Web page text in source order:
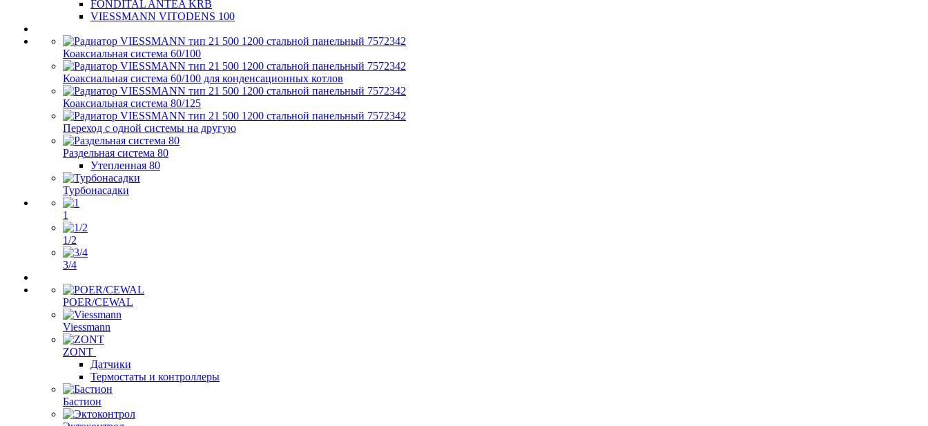
FONDITAL ANTEA KRB
VIESSMANN VITODENS 100
Коаксиальная система 60/100
Коаксиальная система 60/100 для конденсационных котлов
Коаксиальная система 80/125
Переход с одной системы на другую
Раздельная система 80
Утепленная 80
Турбонасадки
1
1/2
3/4
POER/CEWAL
Viessmann
ZONT
Датчики
Термостаты и контроллеры
Бастион